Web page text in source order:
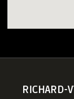
RICHARD-